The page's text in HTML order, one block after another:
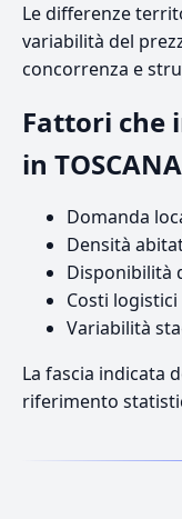
Le differenze
variabilità del
concorrenza e
Fattori che
in TOSCANA
Domanda
Densità
Disponibilità
Costi
Variabilità
La fascia indicata
riferimento